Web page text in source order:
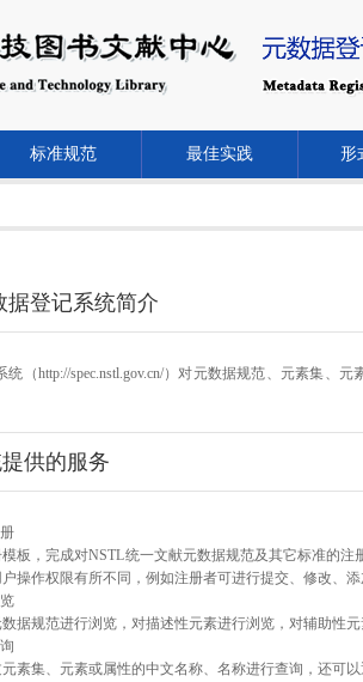
标准规范 最佳实践 形
据登记系统简介
统（http://spec.nstl.gov.cn/）对元数据规范、元素集
供的服务
板，完成对NSTL统一文献元数据规范及其它标准的
操作权限有所不同，例如注册者可进行提交、修改、
据规范进行浏览，对描述性元素进行浏览，对辅助性
素集、元素或属性的中文名称、名称进行查询，还可